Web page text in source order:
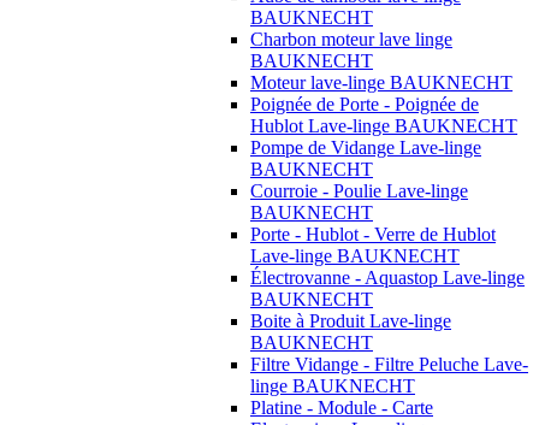
BAUKNECHT
Charbon moteur lave linge
BAUKNECHT
Moteur lave-linge BAUKNECHT
Poignée de Porte - Poignée de
Hublot Lave-linge BAUKNECHT
Pompe de Vidange Lave-linge
BAUKNECHT
Courroie - Poulie Lave-linge
BAUKNECHT
Porte - Hublot - Verre de Hublot
Lave-linge BAUKNECHT
Électrovanne - Aquastop Lave-linge
BAUKNECHT
Boite à Produit Lave-linge
BAUKNECHT
Filtre Vidange - Filtre Peluche Lave-
linge BAUKNECHT
Platine - Module - Carte